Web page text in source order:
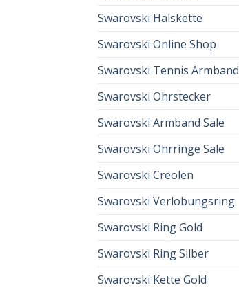
Swarovski Halskette
Swarovski Online Shop
Swarovski Tennis Armband
Swarovski Ohrstecker
Swarovski Armband Sale
Swarovski Ohrringe Sale
Swarovski Creolen
Swarovski Verlobungsring
Swarovski Ring Gold
Swarovski Ring Silber
Swarovski Kette Gold